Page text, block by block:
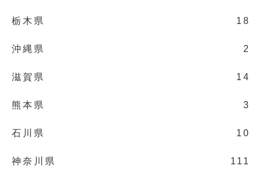
栃木県 18
沖縄県 2
滋賀県 14
熊本県 3
石川県 10
神奈川県 111